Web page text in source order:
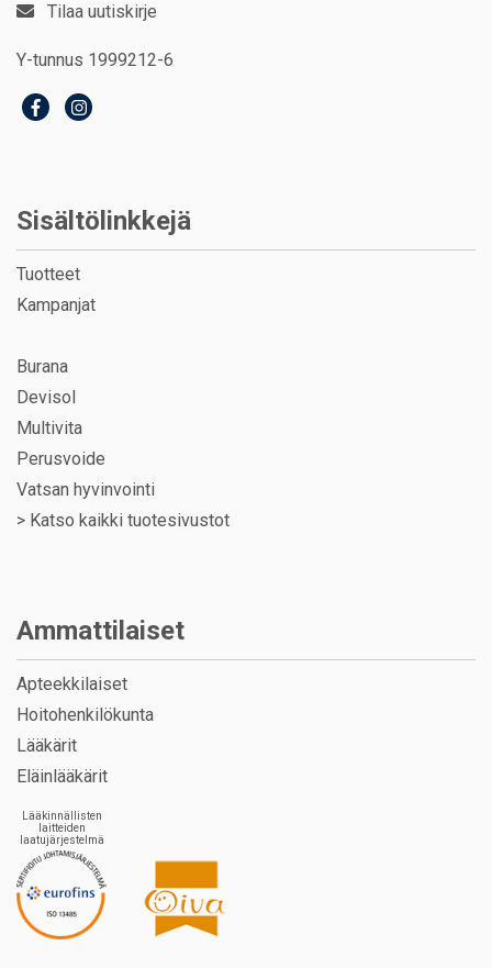
Tilaa uutiskirje
Y-tunnus 1999212-6
Sisältölinkkejä
Tuotteet
Kampanjat
Burana
Devisol
Multivita
Perusvoide
Vatsan hyvinvointi
> Katso kaikki tuotesivustot
Ammattilaiset
Apteekkilaiset
Hoitohenkilökunta
Lääkärit
Eläinlääkärit
Lääkinnällisten
laitteiden
laatujärjestelmä